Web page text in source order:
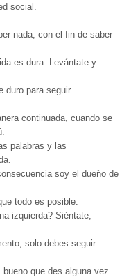
social.
nada, con el fin de saber
es dura. Levántate y
duro para seguir
continuada, cuando se
palabras y las
soy el dueño de
todo es posible.
izquierda? Siéntate,
solo debes seguir
que des alguna vez